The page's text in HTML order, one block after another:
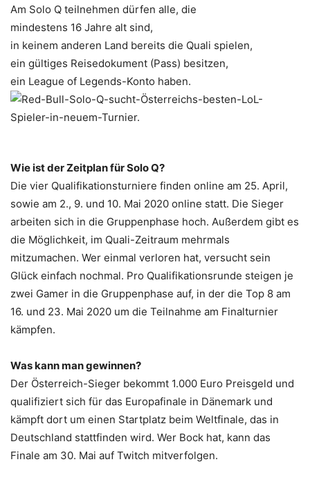
Am Solo Q teilnehmen dürfen alle, die
mindestens 16 Jahre alt sind,
in keinem anderen Land bereits die Quali spielen,
ein gültiges Reisedokument (Pass) besitzen,
ein League of Legends-Konto haben.
Wie ist der Zeitplan für Solo Q?
Die vier Qualifikationsturniere finden online am 25. April,
sowie am 2., 9. und 10. Mai 2020 online statt. Die Sieger
arbeiten sich in die Gruppenphase hoch. Außerdem gibt es
die Möglichkeit, im Quali-Zeitraum mehrmals
mitzumachen. Wer einmal verloren hat, versucht sein
Glück einfach nochmal. Pro Qualifikationsrunde steigen je
zwei Gamer in die Gruppenphase auf, in der die Top 8 am
16. und 23. Mai 2020 um die Teilnahme am Finalturnier
kämpfen.
Was kann man gewinnen?
Der Österreich-Sieger bekommt 1.000 Euro Preisgeld und
qualifiziert sich für das Europafinale in Dänemark und
kämpft dort um einen Startplatz beim Weltfinale, das in
Deutschland stattfinden wird. Wer Bock hat, kann das
Finale am 30. Mai auf Twitch mitverfolgen.